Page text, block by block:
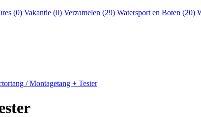
(0) Vakantie (0) Verzamelen (29) Watersport en Boten (20)
/ Montagetang + Tester